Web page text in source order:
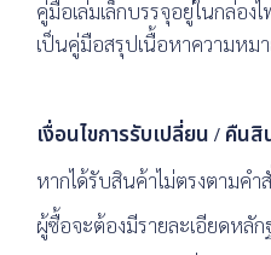
คู่มือเล่มเล็กบรรจุอยู่ในกล่อ
เป็นคู่มือสรุปเนื้อหาความหมา
เงื่อนไขการรับเปลี่ยน / คืนสิ
หากได้รับสินค้าไม่ตรงตามค
ผู้ซื้อจะต้องมีรายละเอียดหลั